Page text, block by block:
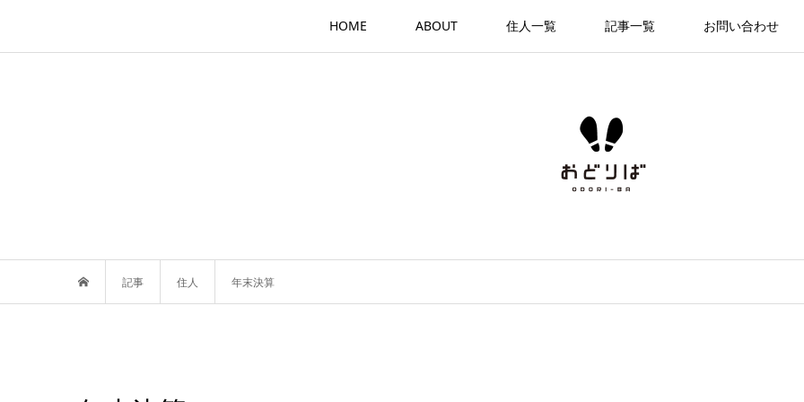
HOME ABOUT 住人一覧 記事一覧 お問い合わせ
記事 住人 年末決算